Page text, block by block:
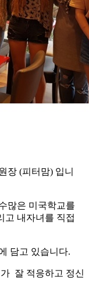
장 (피터맘) 입니
많은 미국학교를
고 내자녀를 직접
담고 있습니다.
잘 적응하고 정신